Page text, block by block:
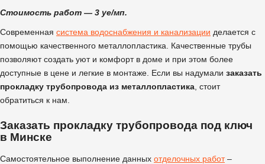
Стоимость работ — 3 уе/мп.
Современная система водоснабжения и канализации делается с
помощью качественного металлопластика. Качественные трубы
позволяют создать уют и комфорт в доме и при этом более
доступные в цене и легкие в монтаже. Если вы надумали заказать
прокладку трубопровода из металлопластика , стоит
обратиться к нам.
Заказать прокладку трубопровода под ключ
в Минске
Самостоятельное выполнение данных отделочных работ–